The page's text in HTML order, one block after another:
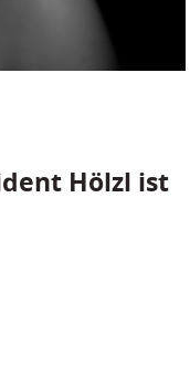
Hölzl ist